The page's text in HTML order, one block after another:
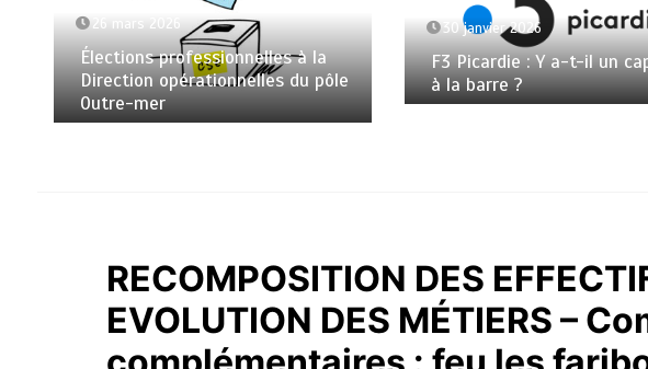
26 mars 2026
Élections professionnelles à la
Direction opérationnelles du pôle
Outre-mer
30 janvier 2026
F3 Picardie : Y a-t-il un
à la barre ?
RECOMPOSITION DES
EVOLUTION DES MÉTIERS –